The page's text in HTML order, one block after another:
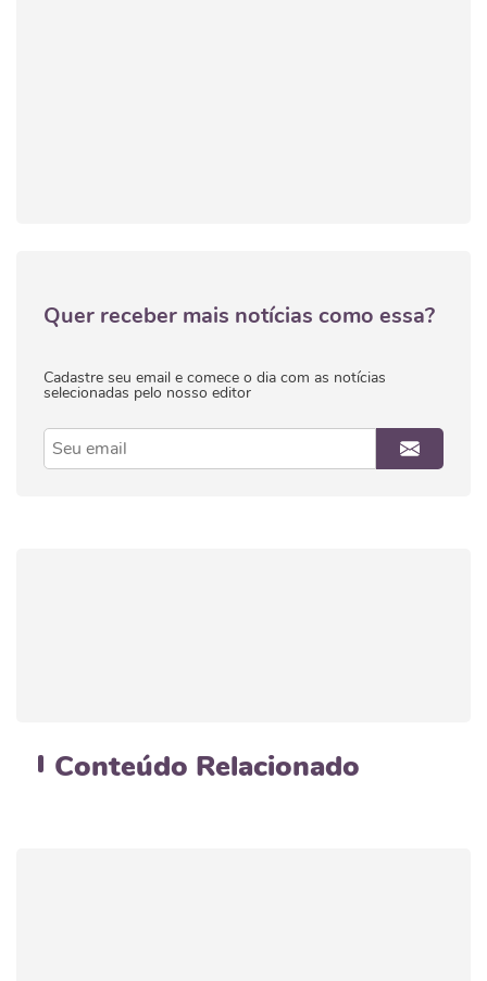
Quer receber mais notícias como essa?
Cadastre seu email e comece o dia com as notícias
selecionadas pelo nosso editor
Conteúdo Relacionado